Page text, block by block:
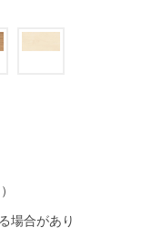
場合があり